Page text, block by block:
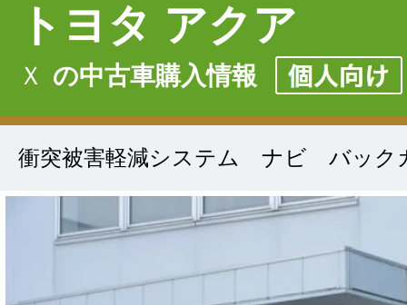
トヨタ アクア
Ｘ の中古車購入情報
衝突被害軽減システム ナビ バック